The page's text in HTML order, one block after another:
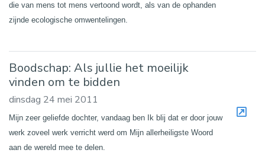
die van mens tot mens vertoond wordt, als van de ophanden
zijnde ecologische omwentelingen.
Boodschap: Als jullie het moeilijk
vinden om te bidden
dinsdag 24 mei 2011
Mijn zeer geliefde dochter, vandaag ben Ik blij dat er door jouw
werk zoveel werk verricht werd om Mijn allerheiligste Woord
aan de wereld mee te delen.